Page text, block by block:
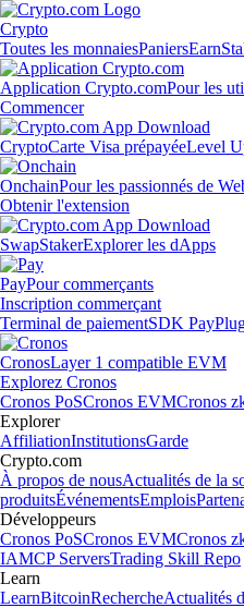
Crypto
Toutes les monnaiesPaniersEarn
Application Crypto.comPour les
Commencer
CryptoCarte Visa prépayéeLevel
OnchainPour les passionnés de
Obtenir l'extension
SwapStakerExplorer les dApps
PayPour commerçants
Inscription commerçant
Terminal de paiementSDK Pay
CronosLayer 1 compatible EVM
Explorez Cronos
Cronos PoSCronos EVMCronos
Explorer
AffiliationInstitutionsGarde
Crypto.com
À propos de nousActualités de la
produitsÉvénementsEmplois
Développeurs
Cronos PoSCronos EVMCronos
IAMCP ServersTrading Skill Repo
Learn
LearnBitcoinRechercheActualités